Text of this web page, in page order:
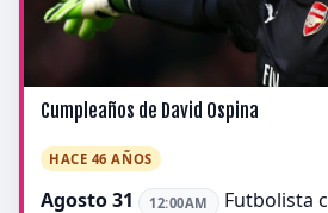
Cumpleaños de David Ospina
HACE 46 AÑOS
Agosto 31 12:00AM
Futbolista